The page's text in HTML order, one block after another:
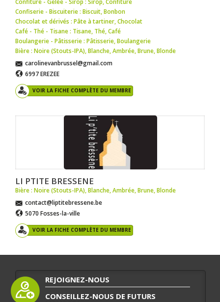
Confiture - Gelée - Sirop : Sirop,Confiture
Confiserie - Biscuiterie : Biscuit,Bonbon
Chocolat et dérivés : Pâte à tartiner,Chocolat
Café - Thé - Tisane : Tisane, Thé,Café
Boulangerie - Pâtisserie : Pâtisserie,Boulangerie
Bière : Noire (Stouts-IPA),Blanche,Ambrée,Brune,Blonde
carolinevanbrussel@gmail.com
6997 EREZEE
VOIR LA FICHE COMPLÈTE DU MEMBRE
LI PTITE BRESSENE
Bière : Noire (Stouts-IPA),Blanche,Ambrée,Brune,Blonde
contact@liptitebressene.be
5070 Fosses-la-ville
VOIR LA FICHE COMPLÈTE DU MEMBRE
REJOIGNEZ-NOUS
CONSEILLEZ-NOUS DE FUTURS